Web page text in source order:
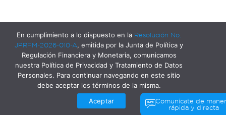
Comunícate de
rápida y directa
En cumplimiento a lo dispuesto en la Resolución No.
JPRFM-2026-010-A, emitida por la Junta de Política y
Regulación Financiera y Monetaria, comunicamos
nuestra Política de Privacidad y Tratamiento de Datos
Personales. Para continuar navegando en este sitio
debe aceptar los términos de la misma.
Aceptar